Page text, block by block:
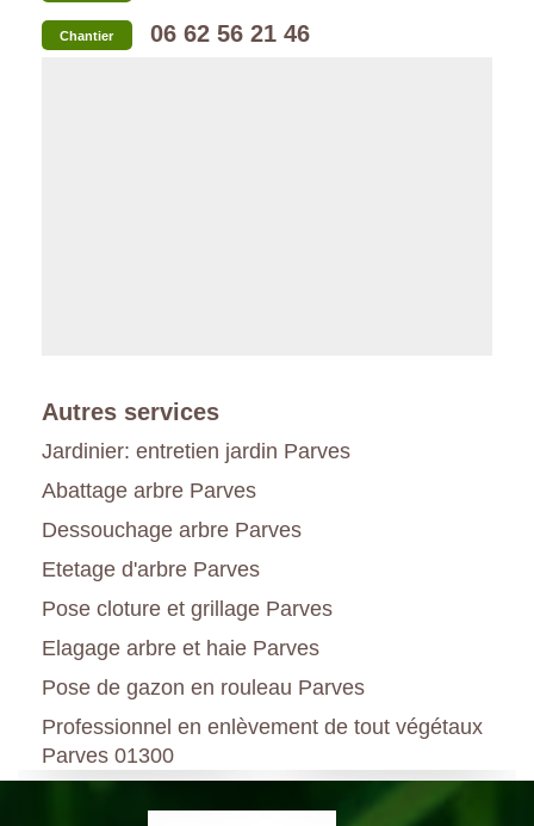
Chantier 06 62 56 21 46
Autres services
Jardinier: entretien jardin Parves
Abattage arbre Parves
Dessouchage arbre Parves
Etetage d'arbre Parves
Pose cloture et grillage Parves
Elagage arbre et haie Parves
Pose de gazon en rouleau Parves
Professionnel en enlèvement de tout végétaux
Parves 01300